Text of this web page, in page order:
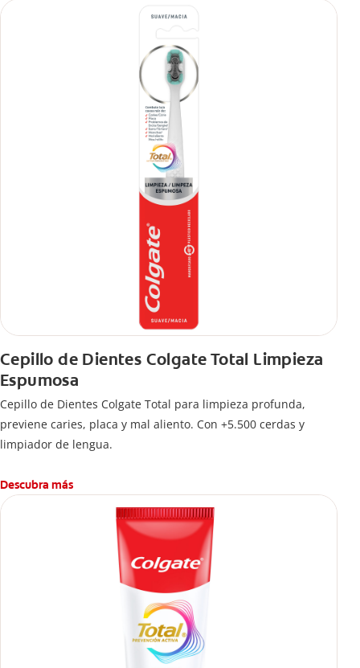
*Protección usando 2 veces al día.
**Ayuda a prevenir problemas bucales cosméticos comunes
causados por bacterias como: placa, caries, sarro y mal
Cepillo de Dientes Colgate Total Limpieza
Espumosa
Cepillo de Dientes Colgate Total para limpieza profunda,
previene caries, placa y mal aliento. Con +5.500 cerdas y
limpiador de lengua.
Descubra más